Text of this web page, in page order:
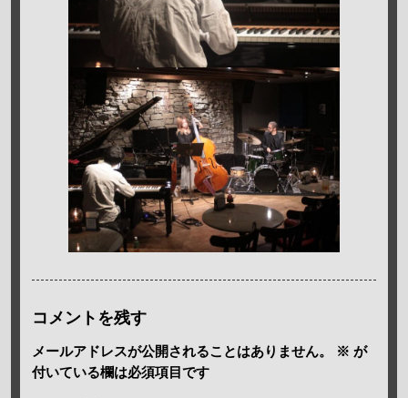
コメントを残す
メールアドレスが公開されることはありません。 ※ が
付いている欄は必須項目です